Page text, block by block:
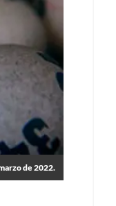
de 2022.